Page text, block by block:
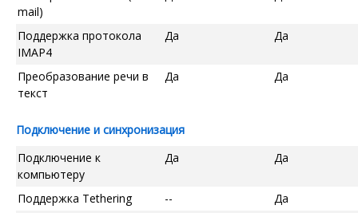
mail)
Поддержка протокола
IMAP4
Да Да
Преобразование речи в
текст
Да Да
Подключение и синхронизация
Подключение к
компьютеру
Да Да
Поддержка Tethering --
Да